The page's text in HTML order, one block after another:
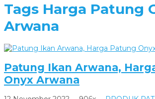
Tags Harga Patung
Arwana
Patung Ikan Arwana,
Onyx Arwana